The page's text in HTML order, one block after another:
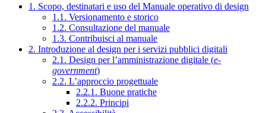
1. Scopo, destinatari e uso del Manuale operativo di design
1.1. Versionamento e storico
1.2. Consultazione del manuale
1.3. Contribuisci al manuale
2. Introduzione al design per i servizi pubblici digitali
2.1. Design per l’amministrazione digitale (e-
government)
2.2. L’approccio progettuale
2.2.1. Buone pratiche
2.2.2. Principi